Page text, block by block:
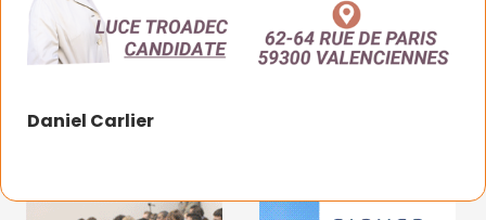
Daniel Carlier